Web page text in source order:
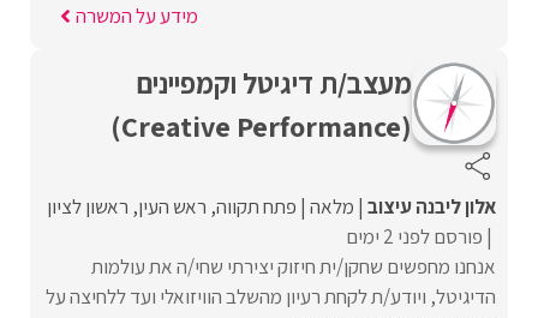
מידע על המשרה
מעצב/ת דיגיטל וקמפיינים
(Creative Performance)
אלון ליבנה עיצוב מלאה פתח תקווה ראש העין ראשון לציון
פורסם לפני 2 ימים
אנחנו מחפשים שחקן/ית חיזוק יצירתי שחי/ה את עולמות
הדיגיטל, ויודע/ת לקחת רעיון מהשלב הוויזואלי ועד ללחיצה על